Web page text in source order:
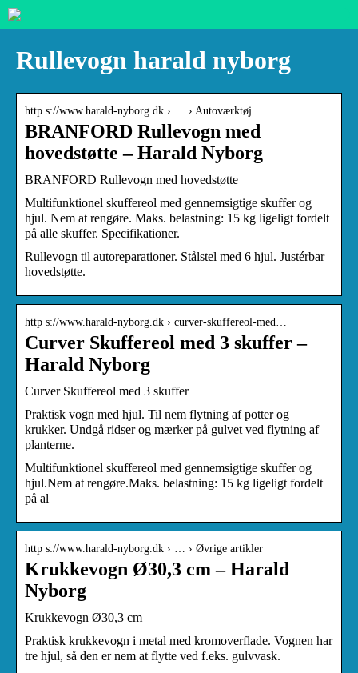
Rullevogn harald nyborg
http s://www.harald-nyborg.dk › … › Autoværktøj
BRANFORD Rullevogn med
hovedstøtte – Harald Nyborg
BRANFORD Rullevogn med hovedstøtte
Multifunktionel skuffereol med gennemsigtige skuffer og
hjul. Nem at rengøre. Maks. belastning: 15 kg ligeligt fordelt
på alle skuffer. Specifikationer.
Rullevogn til autoreparationer. Stålstel med 6 hjul. Justérbar
hovedstøtte.
http s://www.harald-nyborg.dk › curver-skuffereol-med…
Curver Skuffereol med 3 skuffer –
Harald Nyborg
Curver Skuffereol med 3 skuffer
Praktisk vogn med hjul. Til nem flytning af potter og
krukker. Undgå ridser og mærker på gulvet ved flytning af
planterne.
Multifunktionel skuffereol med gennemsigtige skuffer og
hjul.Nem at rengøre.Maks. belastning: 15 kg ligeligt fordelt
på al
http s://www.harald-nyborg.dk › … › Øvrige artikler
Krukkevogn Ø30,3 cm – Harald
Nyborg
Krukkevogn Ø30,3 cm
Praktisk krukkevogn i metal med kromoverflade. Vognen har
tre hjul, så den er nem at flytte ved f.eks. gulvvask.